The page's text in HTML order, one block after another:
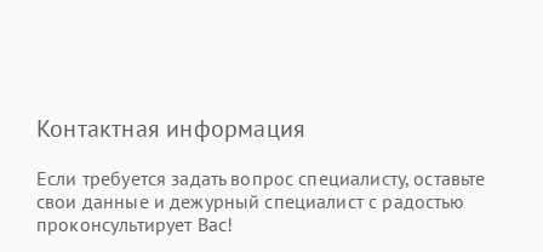
Контактная информация
Если требуется задать вопрос специалисту, оставьте
свои данные и дежурный специалист с радостью
проконсультирует Вас!